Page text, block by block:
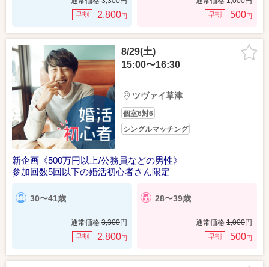
早割 2,800円 早割 500円
8/29(土)
15:00〜16:30
ツヴァイ草津
個室6対6
シングルマッチング
新企画《500万円以上/公務員などの男性》
参加回数5回以下の婚活初心者さん限定
30〜41歳
通常価格 3,300円
早割 2,800円
28〜39歳
通常価格 1,000円
早割 500円